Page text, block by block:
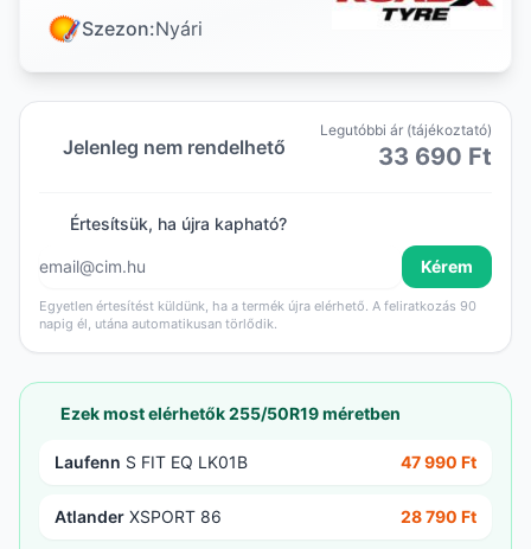
Szezon:Nyári
Jelenleg nem rendelhető
Legutóbbi ár (tájékoztató)
33 690 Ft
Értesítsük, ha újra kapható?
Kérem
Egyetlen értesítést küldünk, ha a termék újra elérhető. A feliratkozás 90
napig él, utána automatikusan törlődik.
Ezek most elérhetők 255/50R19 méretben
Laufenn S FIT EQ LK01B 47 990 Ft
Atlander XSPORT 86 28 790 Ft